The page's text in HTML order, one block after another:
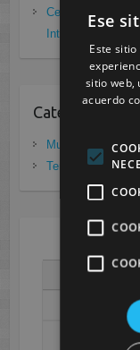
Cesur Murcia:
Internacional
Categorias
Murcia
Tenerife (20)
M
Ese
Este
sitio web,
acuerdo